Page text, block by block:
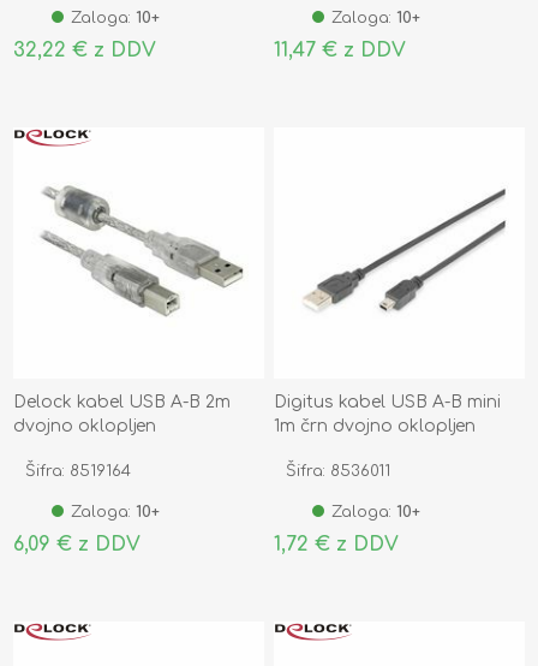
Zaloga: 10+
32,22 € z DDV
Zaloga: 10+
11,47 € z DDV
Delock kabel USB A-B 2m
dvojno oklopljen
Šifra: 8519164
Zaloga: 10+
6,09 € z DDV
Digitus kabel USB A-B mini
1m črn dvojno oklopljen
Šifra: 8536011
Zaloga: 10+
1,72 € z DDV